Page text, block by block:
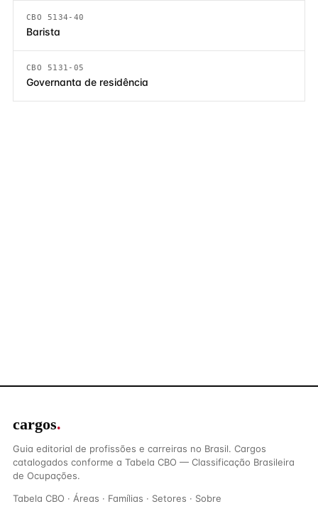
CBO 5134-40
Barista
CBO 5131-05
Governanta de residência
cargos.
Guia editorial de profissões e carreiras no Brasil. Cargos
catalogados conforme a Tabela CBO — Classificação Brasileira
de Ocupações.
Tabela CBO · Áreas · Famílias · Setores · Sobre